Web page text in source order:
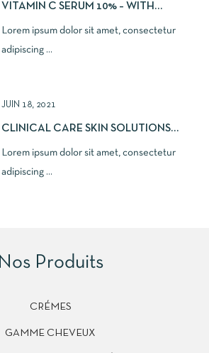
VITAMIN C SERUM 10% – WITH
Lorem ipsum dolor sit amet, consectetur
adipiscing ...
JUIN 18, 2021
CLINICAL CARE SKIN SOLUTIONS
Lorem ipsum dolor sit amet, consectetur
adipiscing ...
Nos Produits
CRÉMES
GAMME CHEVEUX